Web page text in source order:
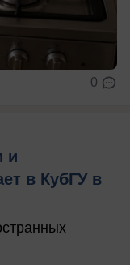
0
и
в КубГУ в